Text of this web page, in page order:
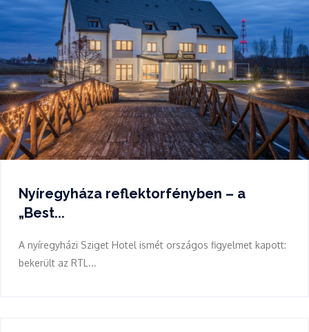
Nyíregyháza reflektorfényben – a
„Best...
A nyíregyházi Sziget Hotel ismét országos figyelmet kapott:
bekerült az RTL...